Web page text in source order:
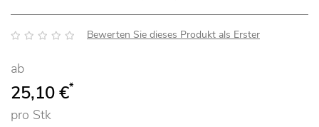
Bewertung: Bewerten Sie dieses Produkt als Erster
ab
25,10 €*
pro Stk